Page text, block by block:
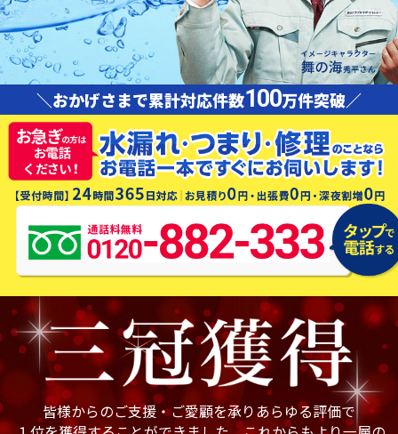
＼おかげさまで累計対応件数100万件突破／
皆様からのご支援・ご愛顧を承りあらゆる評価で